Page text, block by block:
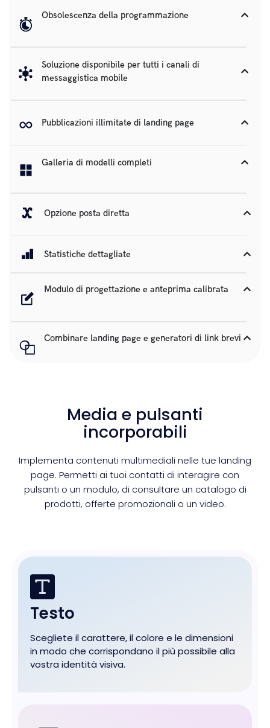
Obsolescenza della programmazione
Soluzione disponibile per tutti i canali di
messaggistica mobile
Pubblicazioni illimitate di landing page
Galleria di modelli completi
Opzione posta diretta
Statistiche dettagliate
Modulo di progettazione e anteprima calibrata
Combinare landing page e generatori di link brevi
Media e pulsanti
incorporabili
Implementa contenuti multimediali nelle tue landing
page. Permetti ai tuoi contatti di interagire con
pulsanti o un modulo, di consultare un catalogo di
prodotti, offerte promozionali o un video.
Testo
Scegliete il carattere, il colore e le dimensioni
in modo che corrispondano il più possibile alla
vostra identità visiva.